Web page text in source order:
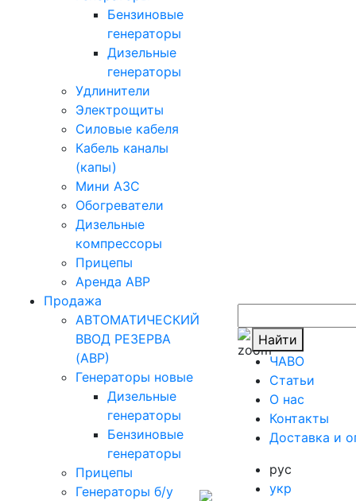
Бензиновые
генераторы
Дизельные
генераторы
Удлинители
Электрощиты
Силовые кабеля
Кабель каналы
(капы)
Мини АЗС
Обогреватели
Дизельные
компрессоры
Прицепы
Аренда АВР
Продажа
АВТОМАТИЧЕСКИЙ
ВВОД РЕЗЕРВА
(АВР)
Генераторы новые
Дизельные
генераторы
Бензиновые
генераторы
Прицепы
Генераторы б/у
Найти
ЧАВО
Cтатьи
O нас
Контакты
Доставка и
рус
укр